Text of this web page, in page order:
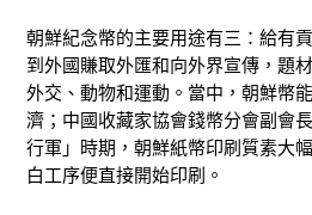
朝鮮紀念幣的主要用途有三：給有
到外國賺取外匯和向外界宣傳，題
外交、動物和運動。當中，朝鮮幣
濟；中國收藏家協會錢幣分會副會
行軍」時期，朝鮮紙幣印刷質素大
白工序便直接開始印刷。